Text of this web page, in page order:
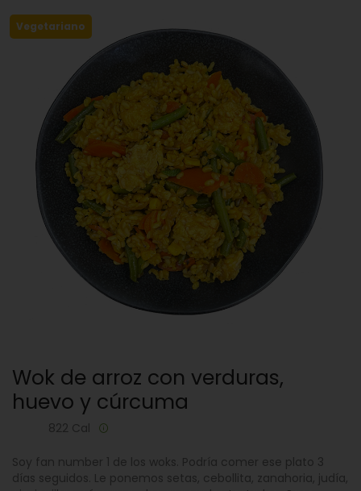
Vegetariano
Wok de arroz con verduras,
huevo y cúrcuma
822 Cal
Soy fan number 1 de los woks. Podría comer ese plato 3
días seguidos. Le ponemos setas, cebollita, zanahoria, judía,